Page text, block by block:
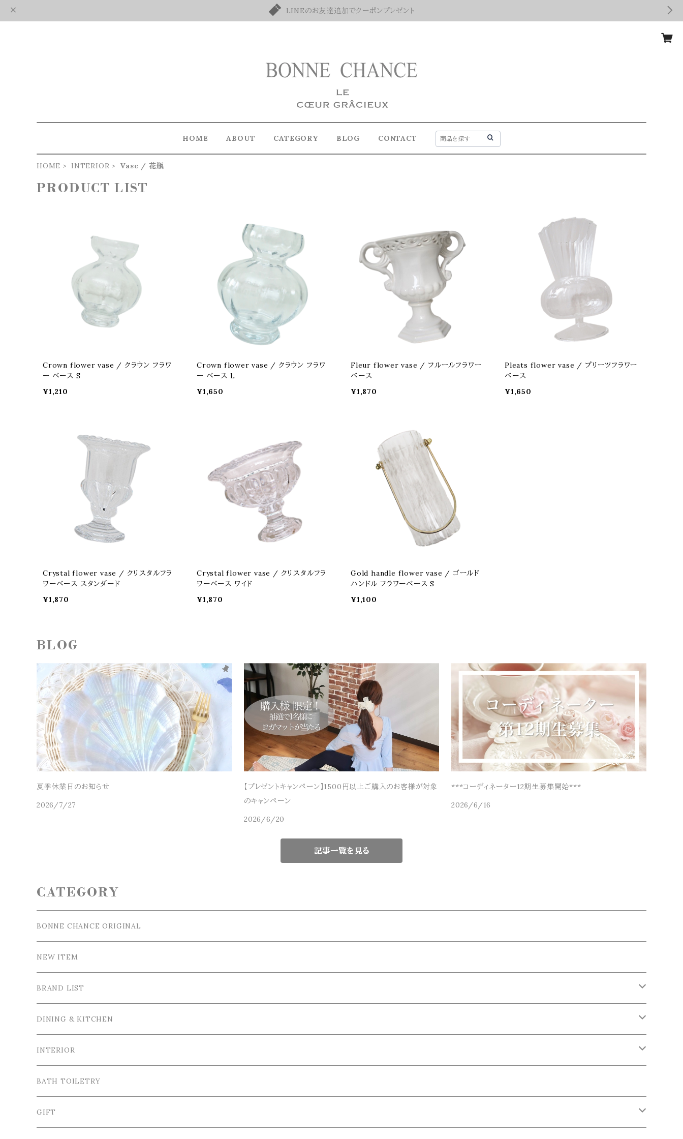
LINEのお友達追加でクーポンプレゼント
HOME ABOUT CATEGORY BLOG CONTACT
HOME INTERIOR Vase / 花瓶
PRODUCT LIST
Crown flower vase / クラウン フラワ
ー ベース S
¥1,210
Crown flower vase / クラウン フラワ
ー ベース L
¥1,650
Fleur flower vase / フルールフラワー
ベース
¥1,870
Pleats flower vase / プリーツフラワー
ベース
¥1,650
Crystal flower vase / クリスタルフラ
ワーベース スタンダード
¥1,870
Crystal flower vase / クリスタルフラ
ワーベース ワイド
¥1,870
Gold handle flower vase / ゴールド
ハンドル フラワーベース S
¥1,100
BLOG
夏季休業日のお知らせ
2026/7/27
【プレゼントキャンペーン】1500円以上ご購入のお客様が対象
のキャンペーン
2026/6/20
***コーディネーター12期生募集開始***
2026/6/16
記事一覧を見る
CATEGORY
BONNE CHANCE ORIGINAL
NEW ITEM
BRAND LIST
La Ceramica / ラ・セラミカ
Cutipol / クチポール
Bordallo Pinheiro / ボルダロ・ピニェイロ
VIRGINIA CASA / ヴィルジニア・カーサ
DINING & KITCHEN
Tableware / 食器
Tea＆Coffee cup / ティー＆コーヒーカップ
Plate / 皿
Cutlery / カトラリー
Spoon / スプーン
Table linen / テーブルリネン
INTERIOR
Tray＆Case /トレイ＆小物入れ
Photo frame / フォトフレーム
BATH TOILETRY
GIFT